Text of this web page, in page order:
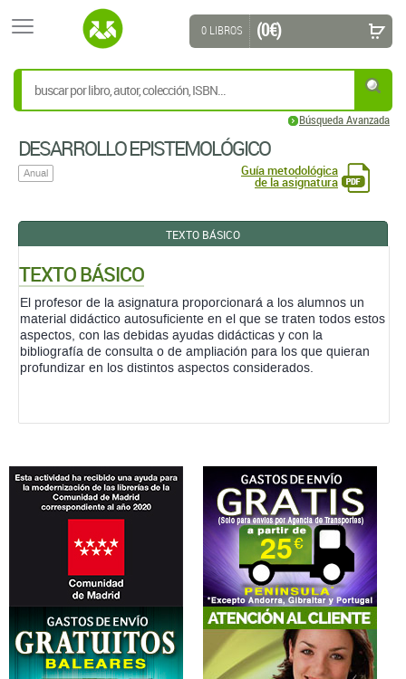
Búsqueda Avanzada
0 LIBROS (0 €)
DESARROLLO EPISTEMOLÓGICO
Anual Guía metodológica
de la asignatura
TEXTO BÁSICO
TEXTO BÁSICO
El profesor de la asignatura proporcionará a los alumnos un
material didáctico autosuficiente en el que se traten todos estos
aspectos, con las debidas ayudas didácticas y con la
bibliografía de consulta o de ampliación para los que quieran
profundizar en los distintos aspectos considerados.